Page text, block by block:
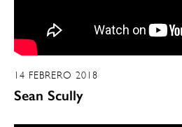
14 FEBRERO 2018
Sean Scully